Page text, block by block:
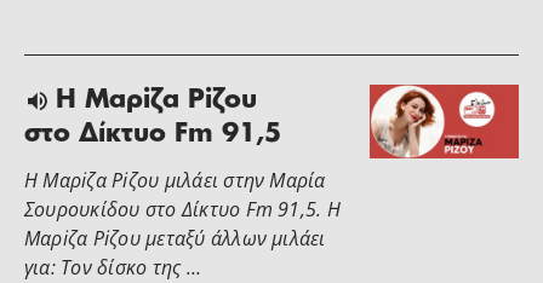
Η Μαρiζα Ρiζου
στο Δίκτυο Fm 91,5
Η Μαρiζα Ρiζου μιλάει στην Μαρία
Σουρουκίδου στο Δίκτυο Fm 91,5. Η
Μαρiζα Ρiζου μεταξύ άλλων μιλάει
για: Τον δίσκο της …